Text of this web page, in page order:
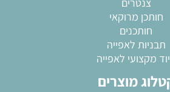
צנטרים
חותכן מרוקאי
חותכנים
תבניות לאפייה
מקצועי לאפייה
מוצרים